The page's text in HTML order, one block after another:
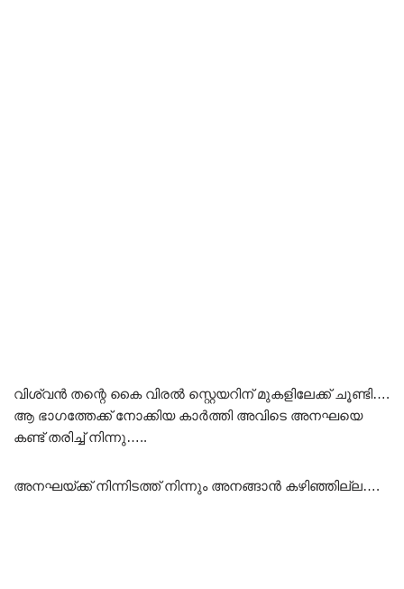
വിശ്വൻ തന്റെ കൈ വിരൽ സ്റ്റെയറിന് മുകളിലേക്ക് ചൂണ്ടി….
ആ ഭാഗത്തേക്ക് നോക്കിയ കാർത്തി അവിടെ അനഘയെ
കണ്ട് തരിച്ച് നിന്നു…..
അനഘയ്ക്ക് നിന്നിടത്ത് നിന്നും അനങ്ങാൻ കഴിഞ്ഞില്ല….